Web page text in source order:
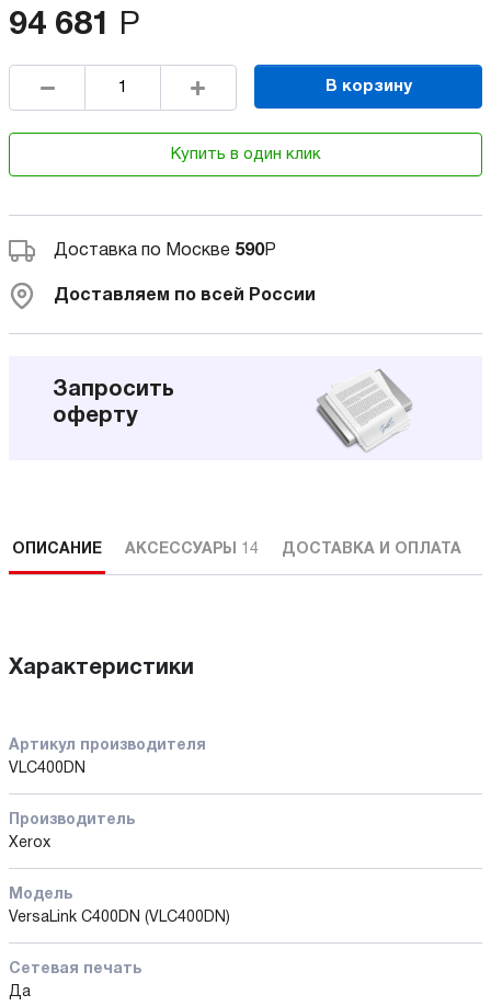
94 681 Р
В корзину
Купить в один клик
Доставка по Москве 590Р
Доставляем по всей России
Запросить
оферту
ОПИСАНИЕ АКСЕССУАРЫ 14 ДОСТАВКА И ОПЛАТА
Характеристики
Артикул производителя
VLC400DN
Производитель
Xerox
Модель
VersaLink C400DN (VLC400DN)
Сетевая печать
Да